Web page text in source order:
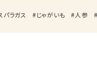
パラガス じゃがいも 人参